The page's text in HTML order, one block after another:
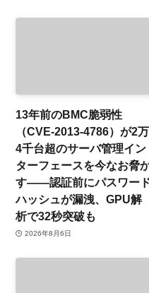
13年前のBMC脆弱性
（CVE-2013-4786）が2万
4千台超のサーバ管理イン
ターフェースを今なお脅
す——認証前にパスワー
ハッシュが漏洩、GPU解
析で32秒突破も
2026年8月6日